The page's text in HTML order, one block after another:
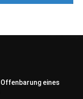
eines